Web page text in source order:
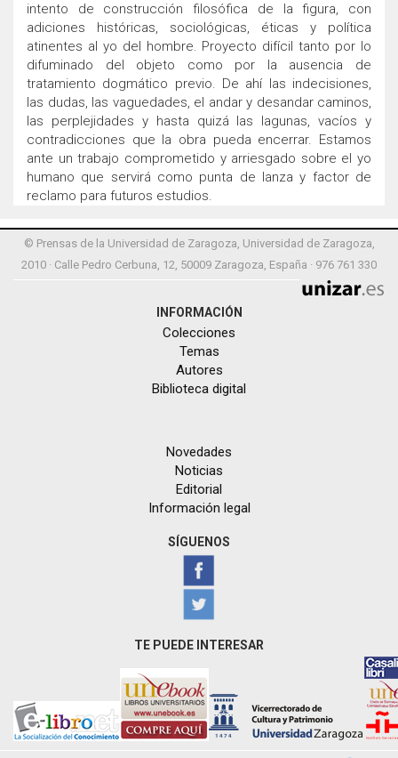
intento de construcción filosófica de la figura, con
adiciones históricas, sociológicas, éticas y política
atinentes al yo del hombre. Proyecto difícil tanto por lo
difuminado del objeto como por la ausencia de
tratamiento dogmático previo. De ahí las indecisiones,
las dudas, las vaguedades, el andar y desandar caminos,
las perplejidades y hasta quizá las lagunas, vacíos y
contradicciones que la obra pueda encerrar. Estamos
ante un trabajo comprometido y arriesgado sobre el yo
humano que servirá como punta de lanza y factor de
reclamo para futuros estudios.
© Prensas de la Universidad de Zaragoza, Universidad de Zaragoza,
2010 · Calle Pedro Cerbuna, 12, 50009 Zaragoza, España · 976 761 330
INFORMACIÓN
Colecciones
Temas
Autores
Biblioteca digital
Novedades
Noticias
Editorial
Información legal
SÍGUENOS
TE PUEDE INTERESAR